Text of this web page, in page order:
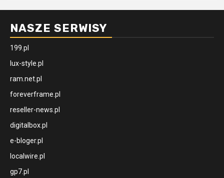
NASZE SERWISY
199.pl
lux-style.pl
ram.net.pl
foreverframe.pl
reseller-news.pl
digitalbox.pl
e-bloger.pl
localwire.pl
gp7.pl